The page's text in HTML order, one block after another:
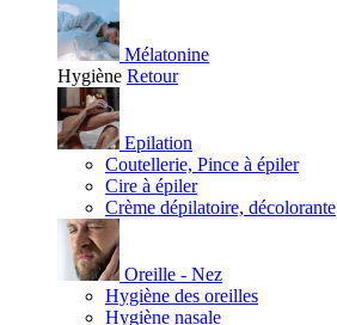
Mélatonine
Hygiène Retour
Epilation
Coutellerie, Pince à épiler
Cire à épiler
Crème dépilatoire, décolorante
Oreille - Nez
Hygiène des oreilles
Hygiène nasale